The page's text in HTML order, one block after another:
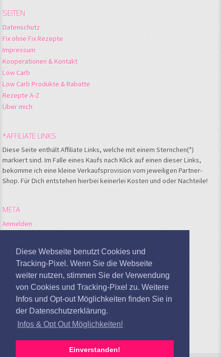
Diese Webseite benutzt Cookies und
Tracking-Pixel. Wenn Sie die Webseite
weiter nutzen, stimmen Sie der Verwendung
von Cookies und Tracking-Pixel zu. Weitere
Infos und Opt-out Möglichkeiten finden Sie in
der Datenschutzerklärung.
Infos & Opt Out Möglichkeiten!
Einverstanden!
SEITEN
Datenschutz
Fix ohne Fix Rezepte
Impressum
Kooperationen & Kontakt
Low Carb
Low Carb Produkte & Rabatte
Rezepte A-Z
Über mich
*AFFILIATE LINKS
Diese Seite enthält Affiliate Links, welche mit einem Sternchen(*)
markiert sind. Im Falle eines Kaufs nach Klick auf einen dieser Links,
bekomme ich eine kleine Verkaufsprovision vom jeweiligen Partner-
Shop. Für Dich entstehen hierbei keinerlei Kosten und oder Nachteile!
META
Anmelden
Kommentare-Feed
Google Analytics deaktivieren